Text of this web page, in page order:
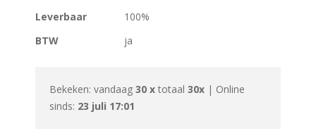
Leverbaar
100%
BTW
ja
Bekeken: vandaag 30 x totaal 30x | Online
sinds: 23 juli 17:01